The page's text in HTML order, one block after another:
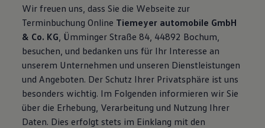
Wir freuen uns, dass Sie die Webseite zur
Terminbuchung Online Tiemeyer automobile GmbH
& Co. KG, Ümminger Straße 84, 44892 Bochum,
besuchen, und bedanken uns für Ihr Interesse an
unserem Unternehmen und unseren Dienstleistungen
und Angeboten. Der Schutz Ihrer Privatsphäre ist uns
besonders wichtig. Im Folgenden informieren wir Sie
über die Erhebung, Verarbeitung und Nutzung Ihrer
Daten. Dies erfolgt stets im Einklang mit den